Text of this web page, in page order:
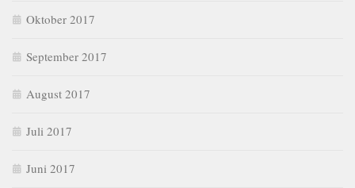
Oktober 2017
September 2017
August 2017
Juli 2017
Juni 2017